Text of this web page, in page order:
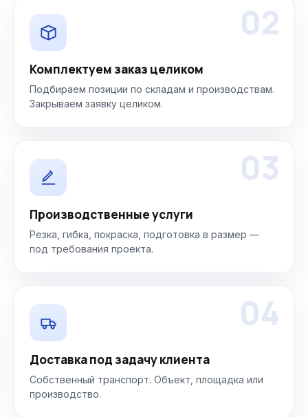
02
Комплектуем заказ целиком
Подбираем позиции по складам и производствам.
Закрываем заявку целиком.
03
Производственные услуги
Резка, гибка, покраска, подготовка в размер —
под требования проекта.
04
Доставка под задачу клиента
Собственный транспорт. Объект, площадка или
производство.